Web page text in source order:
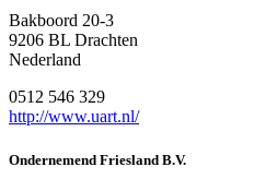
Bakboord 20-3
9206 BL Drachten
Nederland
0512 546 329
http://www.uart.nl/
Ondernemend Friesland B.V.